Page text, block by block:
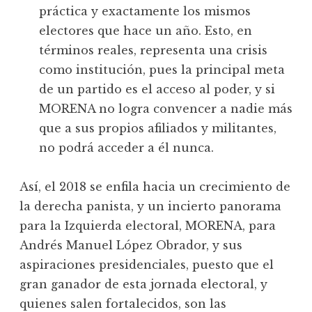
práctica y exactamente los mismos
electores que hace un año. Esto, en
términos reales, representa una crisis
como institución, pues la principal meta
de un partido es el acceso al poder, y si
MORENA no logra convencer a nadie más
que a sus propios afiliados y militantes,
no podrá acceder a él nunca.
Así, el 2018 se enfila hacia un crecimiento de
la derecha panista, y un incierto panorama
para la Izquierda electoral, MORENA, para
Andrés Manuel López Obrador, y sus
aspiraciones presidenciales, puesto que el
gran ganador de esta jornada electoral, y
quienes salen fortalecidos, son las